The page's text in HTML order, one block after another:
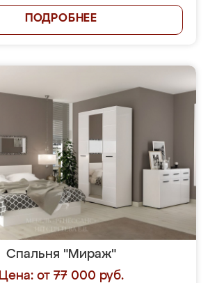
ПОДРОБНЕЕ
Спальня "Мираж"
Цена: от 77 000 руб.